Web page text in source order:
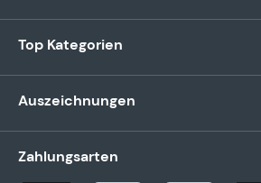
Top Kategorien
Auszeichnungen
Zahlungsarten